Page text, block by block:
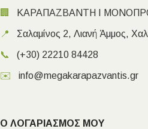
🏢 ΚΑΡΑΠΑΖΒΑΝΤΗ Ι
📍 Σαλαμίνος 2, Λιανή Άμμος,
📞 (+30) 22210 84428
✉️ info@megakarapazvantis.gr
Ο ΛΟΓΑΡΙΑΣΜΟΣ ΜΟΥ